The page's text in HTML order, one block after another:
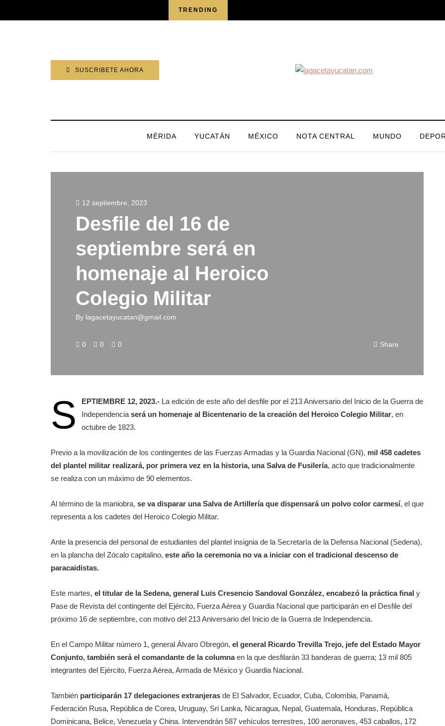
TRENDING
SUSCRIBETE AHORA
MÉRIDA YUCATÁN MÉXICO NOTA CENTRAL MUNDO
12 septiembre, 2023
Desfile del 16 de
septiembre será en
homenaje al Heroico
Colegio Militar
By lagacetayucatan@gmail.com
0 0 0 Share
S EPTIEMBRE 12, 2023.- La edición de este año del desfile por el 213 Aniversario del Inicio de la Guerra de
Independencia será un homenaje al Bicentenario de la creación del Heroico Colegio Militar, en
octubre de 1823.
Previo a la movilización de los contingentes de las Fuerzas Armadas y la Guardia Nacional (GN), mil 458 cadetes
del plantel militar realizará, por primera vez en la historia, una Salva de Fusilería, acto que tradicionalmente
se realiza con un máximo de 90 elementos.
Al término de la maniobra, se va disparar una Salva de Artillería que dispensará un polvo color carmesí, el que
representa a los cadetes del Heroico Colegio Militar.
Ante la presencia del personal de estudiantes del plantel insignia de la Secretaría de la Defensa Nacional (Sedena),
en la plancha del Zócalo capitalino, este año la ceremonia no va a iniciar con el tradicional descenso de
paracaidistas.
Este martes, el titular de la Sedena, general Luis Cresencio Sandoval González, encabezó la práctica final y
Pase de Revista del contingente del Ejército, Fuerza Aérea y Guardia Nacional que participarán en el Desfile del
próximo 16 de septiembre, con motivo del 213 Aniversario del Inicio de la Guerra de Independencia.
En el Campo Militar número 1, general Álvaro Obregón, el general Ricardo Trevilla Trejo, jefe del Estado Mayor
Conjunto, también será el comandante de la columnaen la que desfilarán 33 banderas de guerra; 13 mil 805
integrantes del Ejército, Fuerza Aérea, Armada de México y Guardia Nacional.
También participarán 17 delegaciones extranjeras de El Salvador, Ecuador, Cuba, Colombia, Panamá,
Federación Rusa, República de Corea, Uruguay, Sri Lanka, Nicaragua, Nepal, Guatemala, Honduras, República
Dominicana, Belice, Venezuela y China. Intervendrán 587 vehículos terrestres, 100 aeronaves, 453 caballos, 172